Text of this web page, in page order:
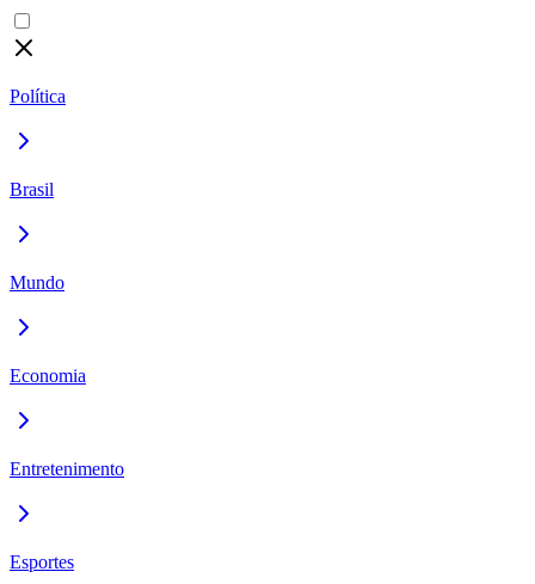
Política
Brasil
Mundo
Economia
Entretenimento
Esportes